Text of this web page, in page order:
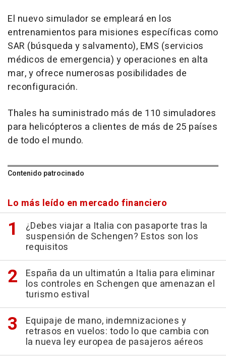
El nuevo simulador se empleará en los
entrenamientos para misiones específicas como
SAR (búsqueda y salvamento), EMS (servicios
médicos de emergencia) y operaciones en alta
mar, y ofrece numerosas posibilidades de
reconfiguración.
Thales ha suministrado más de 110 simuladores
para helicópteros a clientes de más de 25 países
de todo el mundo.
Contenido patrocinado
Lo más leído en mercado financiero
¿Debes viajar a Italia con pasaporte tras la
suspensión de Schengen? Estos son los
requisitos
España da un ultimatún a Italia para eliminar
los controles en Schengen que amenazan el
turismo estival
Equipaje de mano, indemnizaciones y
retrasos en vuelos: todo lo que cambia con
la nueva ley europea de pasajeros aéreos